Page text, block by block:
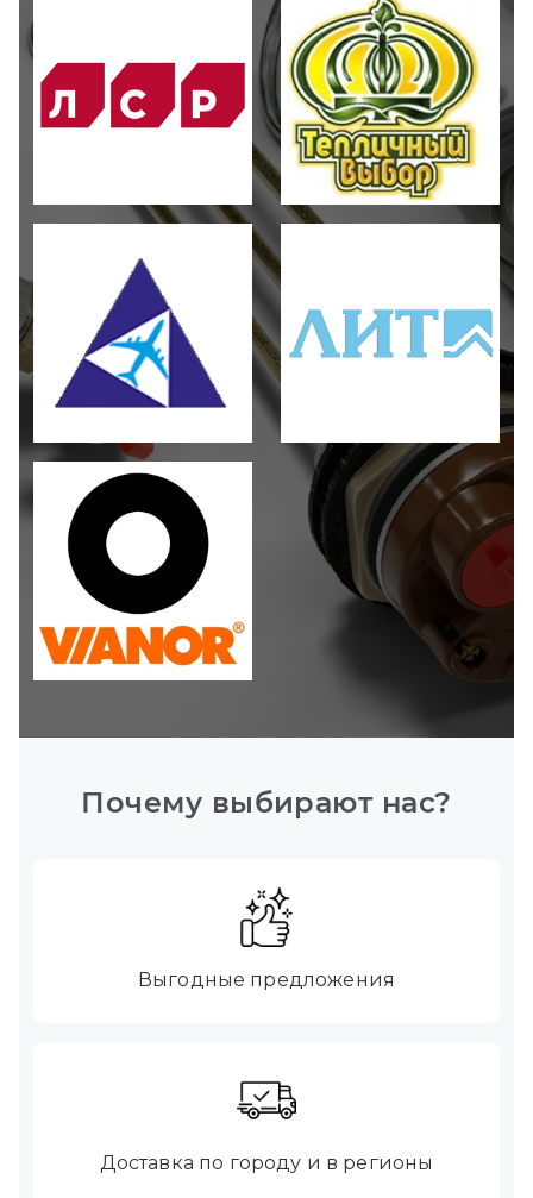
Почему выбирают нас?
Выгодные предложения
Доставка по городу и в регионы